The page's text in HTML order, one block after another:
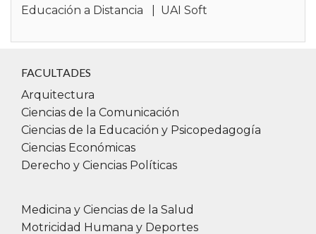
Educación a Distancia
UAI Soft
FACULTADES
Arquitectura
Ciencias de la Comunicación
Ciencias de la Educación y Psicopedagogía
Ciencias Económicas
Derecho y Ciencias Políticas
Medicina y Ciencias de la Salud
Motricidad Humana y Deportes